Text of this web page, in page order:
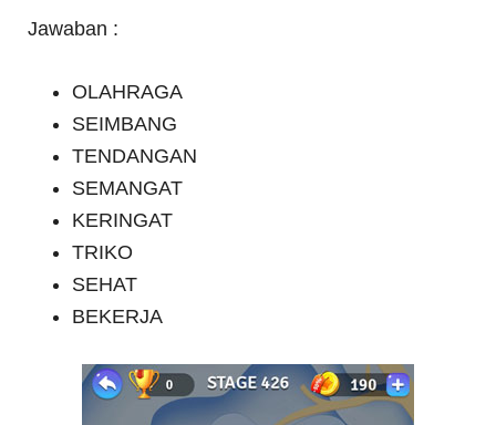
Jawaban :
OLAHRAGA
SEIMBANG
TENDANGAN
SEMANGAT
KERINGAT
TRIKO
SEHAT
BEKERJA